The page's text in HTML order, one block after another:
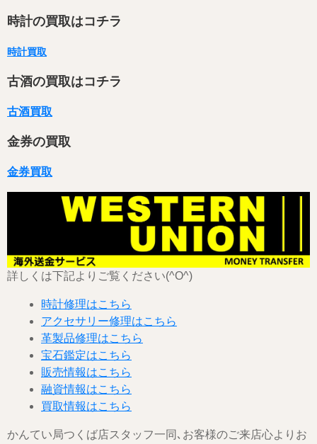
時計の買取はコチラ
時計買取
古酒の買取はコチラ
古酒買取
金券の買取
金券買取
詳しくは下記よりご覧ください(^O^)
時計修理はこちら
アクセサリー修理はこちら
革製品修理はこちら
宝石鑑定はこちら
販売情報はこちら
融資情報はこちら
買取情報はこちら
かんてい局つくば店スタッフ一同､お客様のご来店心よりお